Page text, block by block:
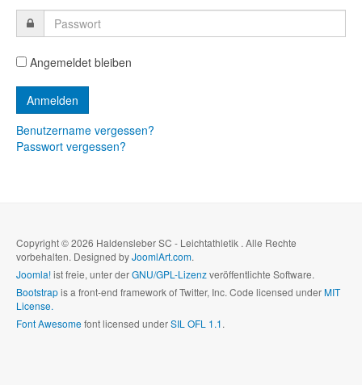
Angemeldet bleiben
Benutzername vergessen?
Passwort vergessen?
Copyright © 2026 Haldensleber SC - Leichtathletik . Alle Rechte
vorbehalten. Designed byJoomlArt.com.
Joomla!ist freie, unter derGNU/GPL-Lizenzveröffentlichte Software.
Bootstrapis a front-end framework of Twitter, Inc. Code licensed underMIT
License.
Font Awesomefont licensed underSIL OFL 1.1.